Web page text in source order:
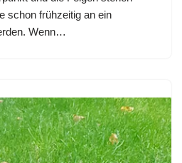
schon frühzeitig an ein
Wenn…